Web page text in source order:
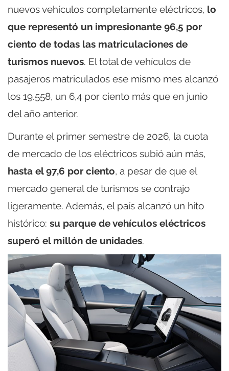
nuevos vehículos completamente eléctricos, lo
que representó un impresionante 96,5 por
ciento de todas las matriculaciones de
turismos nuevos. El total de vehículos de
pasajeros matriculados ese mismo mes alcanzó
los 19.558, un 6,4 por ciento más que en junio
del año anterior.
Durante el primer semestre de 2026, la cuota
de mercado de los eléctricos subió aún más,
hasta el 97,6 por ciento, a pesar de que el
mercado general de turismos se contrajo
ligeramente. Además, el país alcanzó un hito
histórico: su parque de vehículos eléctricos
superó el millón de unidades.